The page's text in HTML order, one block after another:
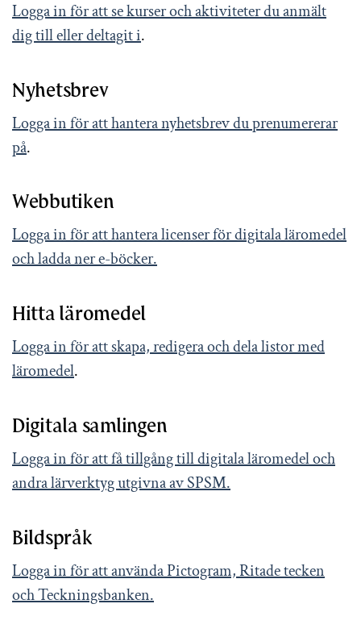
Logga in för att se kurser och aktiviteter du anmält
dig till eller deltagit i.
Nyhetsbrev
Logga in för att hantera nyhetsbrev du prenumererar
på.
Webbutiken
Logga in för att hantera licenser för digitala läromedel
och ladda ner e-böcker.
Hitta läromedel
Logga in för att skapa, redigera och dela listor med
läromedel.
Digitala samlingen
Logga in för att få tillgång till digitala läromedel och
andra lärverktyg utgivna av SPSM.
Bildspråk
Logga in för att använda Pictogram, Ritade tecken
och Teckningsbanken.